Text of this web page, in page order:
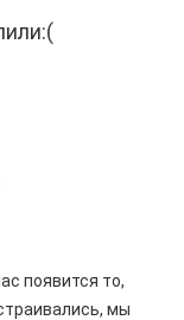
появится то,
мы